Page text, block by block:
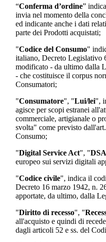
“Conferma d’ordine”
invia nel momento della
ed indicante anche i dati
parte dei Prodotti acquistati;
"Codice del Consumo"
italiano, Decreto Legislativo
modificato - da ultimo dalla
- che costituisce il corpus
Consumatori;
"Consumatore", "Lui/lei",
agisce per scopi estranei
commerciale, artigianale o
svolta" come previsto
Consumo;
"Digital Service Act", "DSA
europeo sui servizi digitali
"Codice civile", indica il
Decreto 16 marzo 1942, n.
apportate, da ultimo, dalla
"Diritto di recesso", "
all'acquisto e quindi di
dagli articoli 52 e ss. del